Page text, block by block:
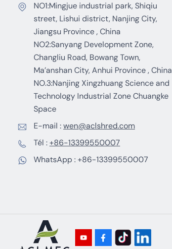
NO1:Mingjue industrial park, Shiqiu
street, Lishui district, Nanjing City,
Jiangsu Province , China
NO2:Sanyang Development Zone,
Changliu Road, Bowang Town,
Ma’anshan City, Anhui Province , China
NO.3:Nanjing Xingzhuang Science and
Technology Industrial Zone Chuangke
Space
E-mail :wen@aclshred.com
Tél :+86-13399550007
WhatsApp :+86-13399550007